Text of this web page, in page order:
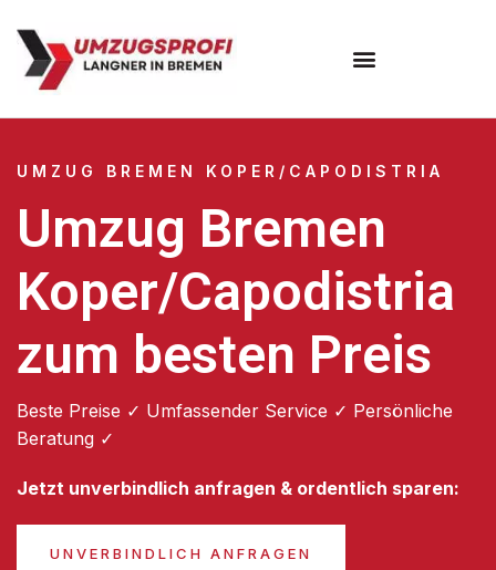
UMZUG BREMEN KOPER/CAPODISTRIA
Umzug Bremen
Koper/Capodistria
zum besten Preis
Beste Preise ✓ Umfassender Service ✓ Persönliche
Beratung ✓
Jetzt unverbindlich anfragen & ordentlich sparen:
UNVERBINDLICH ANFRAGEN